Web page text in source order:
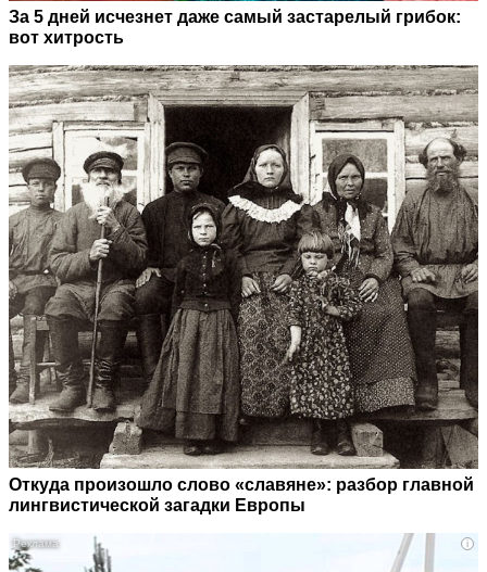
За 5 дней исчезнет даже самый застарелый грибок:
вот хитрость
Откуда произошло слово «славяне»: разбор главной
лингвистической загадки Европы
i